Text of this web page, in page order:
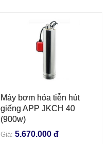
THÊM VÀO GIỎ HÀNG
Máy bơm hỏa tiễn hút
giếng APP JKCH 40
(900w)
Giá: 5.670.000 đ